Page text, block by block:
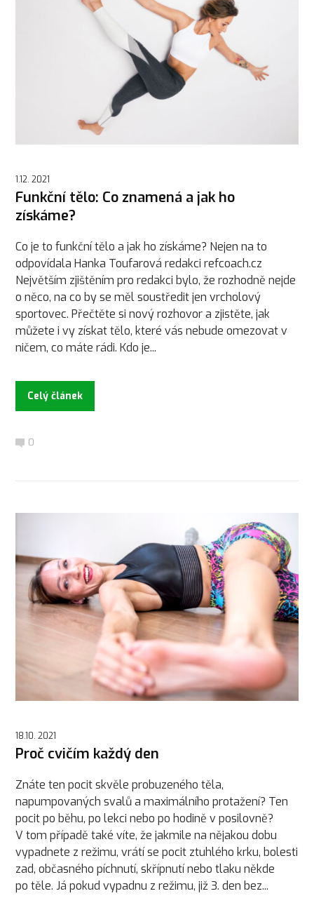
1.12. 2021
Funkční tělo: Co znamená a jak ho
získáme?
Co je to funkční tělo a jak ho získáme? Nejen na to
odpovídala Hanka Toufarová redakci refcoach.cz
Největším zjištěním pro redakci bylo, že rozhodně nejde
o něco, na co by se měl soustředit jen vrcholový
sportovec. Přečtěte si nový rozhovor a zjistěte, jak
můžete i vy získat tělo, které vás nebude omezovat v
ničem, co máte rádi. Kdo je...
Celý článek
0
18.10. 2021
Proč cvičím každý den
Znáte ten pocit skvěle probuzeného těla,
napumpovaných svalů a maximálního protažení? Ten
pocit po běhu, po lekci nebo po hodině v posilovně?
V tom případě také víte, že jakmile na nějakou dobu
vypadnete z režimu, vrátí se pocit ztuhlého krku, bolesti
zad, občasného píchnutí, skřípnutí nebo tlaku někde
po těle. Já pokud vypadnu z režimu, již 3. den bez...